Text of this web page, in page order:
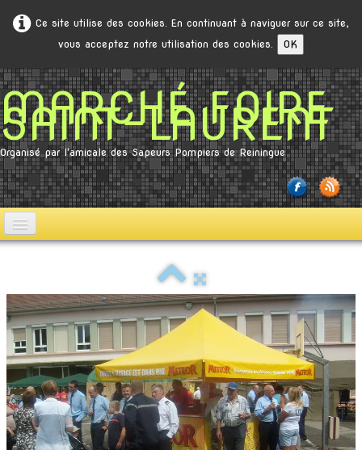
Ce site utilise des cookies. En continuant à naviguer sur ce site,
vous acceptez notre utilisation des cookies.
OK
MARCHÉ FOIRE
SAINT-LAURENT
Organisé par l'amicale des Sapeurs Pompiers de Reiningue
Photos